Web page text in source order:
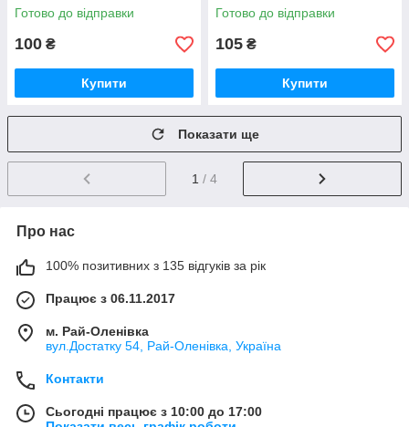
Готово до відправки
100 ₴
Купити
Готово до відправки
105 ₴
Купити
Показати ще
1 / 4
Про нас
100% позитивних з 135 відгуків за рік
Працює з 06.11.2017
м. Рай-Оленівка
вул.Достатку 54, Рай-Оленівка, Україна
Контакти
Сьогодні працює з 10:00 до 17:00